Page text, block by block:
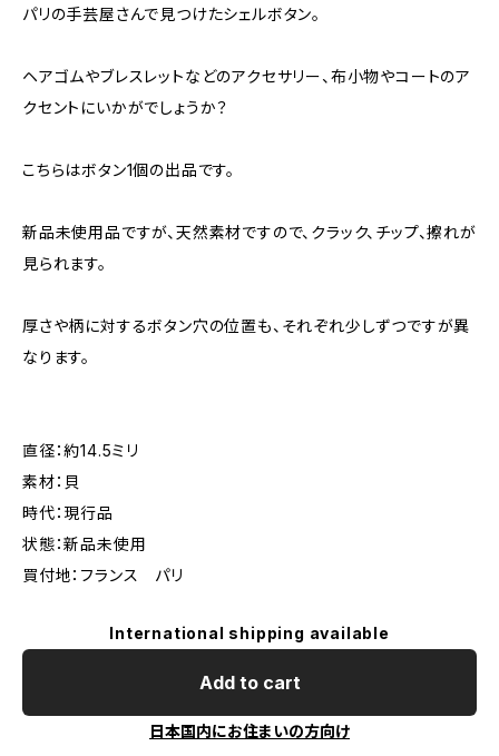
パリの手芸屋さんで見つけたシェルボタン。
ヘアゴムやブレスレットなどのアクセサリー、布小物やコートのア
クセントにいかがでしょうか？
こちらはボタン1個の出品です。
新品未使用品ですが、天然素材ですので、クラック、チップ、擦れが
見られます。
厚さや柄に対するボタン穴の位置も、それぞれ少しずつですが異
なります。
直径：約14.5ミリ
素材：貝
時代：現行品
状態：新品未使用
買付地：フランス パリ
International shipping available
Add to cart
日本国内にお住まいの方向け